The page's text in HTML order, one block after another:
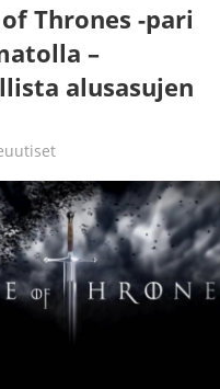
Thrones -pari
–
alusasujen